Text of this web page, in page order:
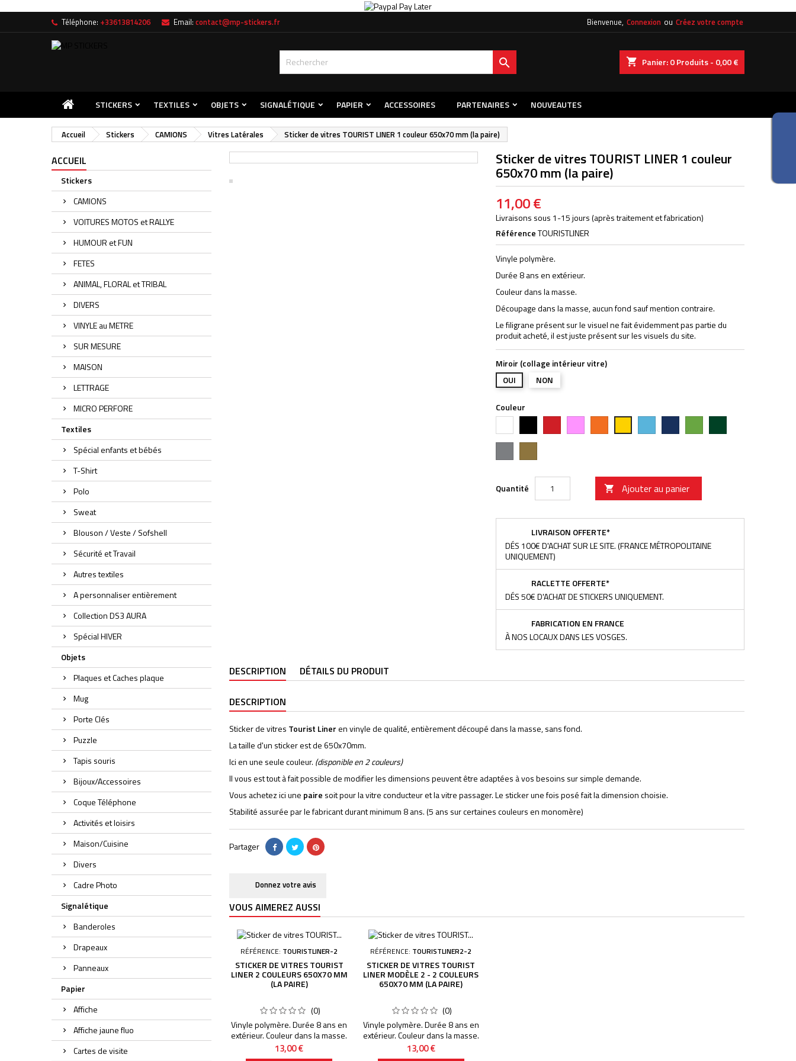
Téléphone: +33613814206 Email: contact@mp-stickers.fr Bienvenue, Connexion ou Créez votre compte
shopping_cart Panier:0Produits - 0,00 €

STICKERS TEXTILES OBJETS SIGNALÉTIQUE PAPIER ACCESSOIRES PARTENAIRES NOUVEAUTES
Accueil Stickers CAMIONS Vitres Latérales Sticker de vitres TOURIST LINER 1 couleur 650x70 mm (la paire)
ACCUEIL
Stickers
CAMIONS
VOITURES MOTOS et RALLYE
HUMOUR et FUN
FETES
ANIMAL, FLORAL et TRIBAL
DIVERS
VINYLE au METRE
SUR MESURE
MAISON
LETTRAGE
MICRO PERFORE
Textiles
Spécial enfants et bébés
T-Shirt
Polo
Sweat
Blouson / Veste / Sofshell
Sécurité et Travail
Autres textiles
A personnaliser entièrement
Collection DS3 AURA
Spécial HIVER
Objets
Plaques et Caches plaque
Mug
Porte Clés
Puzzle
Tapis souris
Bijoux/Accessoires
Coque Téléphone
Activités et loisirs
Maison/Cuisine
Divers
Cadre Photo
Signalétique
Banderoles
Drapeaux
Panneaux
Papier
Affiche
Affiche jaune fluo
Cartes de visite
Sticker de vitres TOURIST LINER 1 couleur
650x70 mm (la paire)
11,00 €
Livraisons sous 1-15 jours (après traitement et fabrication)
RéférenceTOURISTLINER
Vinyle polymère.
Durée 8 ans en extérieur.
Couleur dans la masse.
Découpage dans la masse, aucun fond sauf mention contraire.
Le filigrane présent sur le visuel ne fait évidemment pas partie du
produit acheté, il est juste présent sur les visuels du site.
Miroir (collage intérieur vitre)
OUI
NON
Couleur
Blanc
Rouge
vif
Rose OrangeJaune
Bleu
clair
foncé
Vert
pommeforêt
Quantité  Ajouter au panier
LIVRAISON OFFERTE*
DÉS 100€ D'ACHAT SUR LE SITE. (FRANCE MÉTROPOLITAINE
UNIQUEMENT)
RACLETTE OFFERTE*
DÉS 50€ D'ACHAT DE STICKERS UNIQUEMENT.
FABRICATION EN FRANCE
À NOS LOCAUX DANS LES VOSGES.
DESCRIPTION DÉTAILS DU PRODUIT
DESCRIPTION
Sticker de vitres Tourist Lineren vinyle de qualité, entièrement découpé dans la masse, sans fond.
La taille d'un sticker est de 650x70mm.
Ici en une seule couleur. (disponible en 2 couleurs)
Il vous est tout à fait possible de modifier les dimensions peuvent être adaptées à vos besoins sur simple demande.
Vous achetez ici une paire soit pour la vitre conducteur et la vitre passager. Le sticker une fois posé fait la dimension choisie.
Stabilité assurée par le fabricant durant minimum 8 ans. (5 ans sur certaines couleurs en monomère)
Partager
Donnez votre avis
VOUS AIMEREZ AUSSI
RÉFÉRENCE: TOURISTLINER-2
STICKER DE VITRES TOURIST
LINER 2 COULEURS 650X70 MM
(LA PAIRE)
(0)
Vinyle polymère. Durée 8 ans en
extérieur. Couleur dans la masse.
Découpage dans la masse, aucun
fond sauf mention contraire. Le
Prix
13,00 €
RÉFÉRENCE: TOURISTLINER2-2
STICKER DE VITRES TOURIST
LINER MODÈLE 2 - 2 COULEURS
650X70 MM (LA PAIRE)
(0)
Vinyle polymère. Durée 8 ans en
extérieur. Couleur dans la masse.
Découpage dans la masse, aucun
fond sauf mention contraire. Le
Prix
13,00 €
Mes listes d'envies ×
((title)) ×
((cancelText)) ((createText))
Connexion ×
Vous devez être connecté pour ajouter des produits à votre liste d'envies.
((cancelText)) ((loginText))